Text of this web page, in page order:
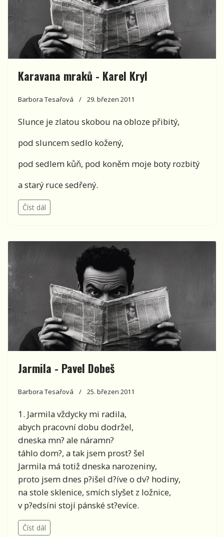
Karavana mraků - Karel Kryl
Barbora Tesařová 29. březen 2011
Slunce je zlatou skobou na obloze přibitý,
pod sluncem sedlo kožený,
pod sedlem kůň, pod koněm moje boty rozbitý
a starý ruce sedřený.
Číst dál
Jarmila - Pavel Dobeš
Barbora Tesařová 25. březen 2011
1. Jarmila vždycky mi radila,
abych pracovní dobu dodržel,
dneska mn? ale náramn?
táhlo dom?, a tak jsem prost? šel
Jarmila má totiž dneska narozeniny,
proto jsem dnes p?išel d?íve o dv? hodiny,
na stole sklenice, smích slyšet z ložnice,
v p?edsíni stojí pánské st?evíce.
Číst dál